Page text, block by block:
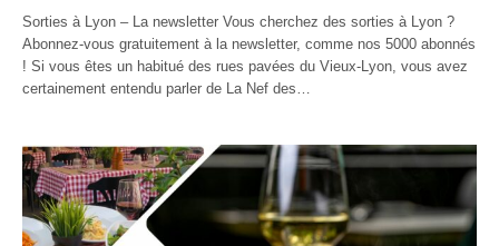
Sorties à Lyon – La newsletter Vous cherchez des sorties à Lyon ?
Abonnez-vous gratuitement à la newsletter, comme nos 5000 abonnés
! Si vous êtes un habitué des rues pavées du Vieux-Lyon, vous avez
certainement entendu parler de La Nef des…